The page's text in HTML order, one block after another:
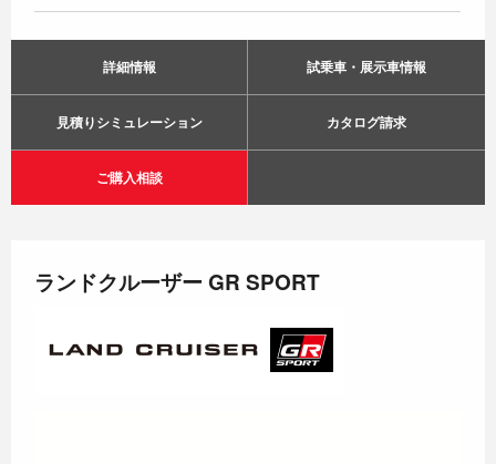
詳細情報 試乗車・展示車情報
見積りシミュレーション カタログ請求
ご購入相談
ランドクルーザー GR SPORT